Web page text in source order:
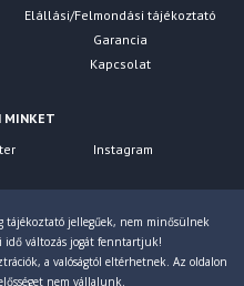
Elállási/Felmondási tájékoztató
Garancia
Kapcsolat
MINKET
Instagram
tájékoztató jellegűek, nem minősülnek
idő változás jogát fenntartjuk!
a valóságtól eltérhetnek. Az oldalon
nem vállalunk.